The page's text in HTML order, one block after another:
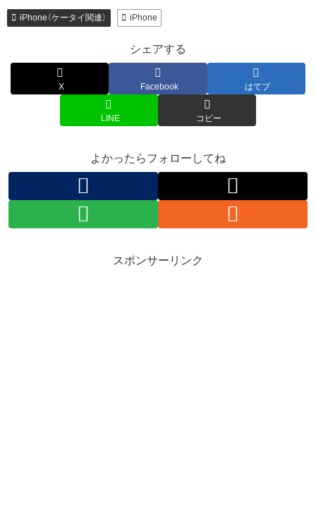
iPhone（ケータイ関連） iPhone
シェアする
X Facebook はてブ
LINE コピー
よかったらフォローしてね
スポンサーリンク